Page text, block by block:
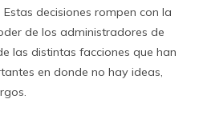
decisiones rompen con la
de los administradores de
las distintas facciones que han
en donde no hay ideas,